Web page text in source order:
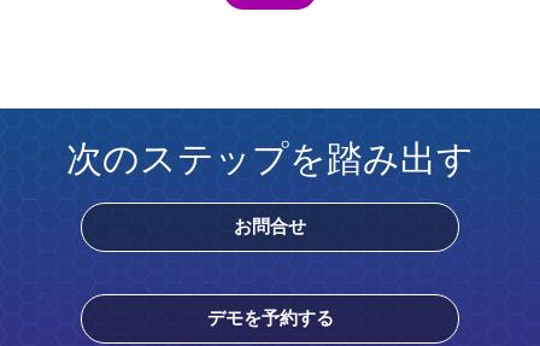
次のステップを踏み出す
お問合せ
デモを予約する